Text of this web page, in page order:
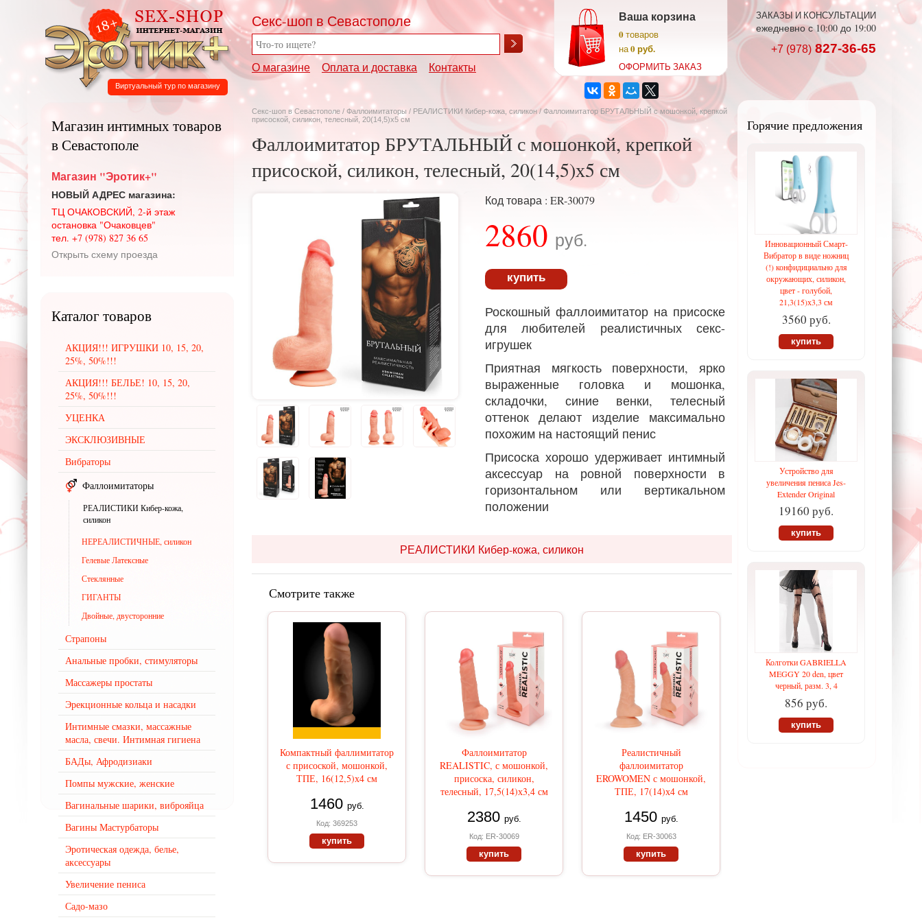
Секс-шоп в Севастополе
О магазине Оплата и доставка Контакты
Ваша корзина
0товаров
на0 руб.
ОФОРМИТЬ ЗАКАЗ
ЗАКАЗЫ И КОНСУЛЬТАЦИИ
ежедневно с 10:00 до 19:00
+7 (978) 827-36-65
Виртуальный тур по магазину
Секс-шоп в Севастополе / Фаллоимитаторы / РЕАЛИСТИКИ Кибер-кожа, силикон / Фаллоимитатор БРУТАЛЬНЫЙ с мошонкой, крепкой
присоской, силикон, телесный, 20(14,5)х5 см
Фаллоимитатор БРУТАЛЬНЫЙ с мошонкой, крепкой
присоской, силикон, телесный, 20(14,5)х5 см
Код товара : ER-30079
2860 руб.
купить
Роскошный фаллоимитатор на присоске
для любителей реалистичных секс-
игрушек
Приятная мягкость поверхности, ярко
выраженные головка и мошонка,
складочки, синие венки, телесный
оттенок делают изделие максимально
похожим на настоящий пенис
Присоска хорошо удерживает интимный
аксессуар на ровной поверхности в
горизонтальном или вертикальном
положении
РЕАЛИСТИКИ Кибер-кожа, силикон
Смотрите также
Компактный фаллимитатор
с присоской, мошонкой,
ТПЕ, 16(12,5)х4 см
1460 руб.
Код: 369253
купить
Фаллоимитатор
REALISTIC, с мошонкой,
присоска, силикон,
телесный, 17,5(14)х3,4 см
2380 руб.
Код: ER-30069
купить
Реалистичный
фаллоимитатор
EROWOMEN с мошонкой,
ТПЕ, 17(14)х4 см
1450 руб.
Код: ER-30063
купить
Горячие предложения
Инновационный Смарт-
Вибратор в виде ножниц
(!) конфидициально для
окружающих, силикон,
цвет - голубой,
21,3(15)х3,3 см
3560 руб.
купить
Устройство для
увеличения пениса Jes-
Extender Original
19160 руб.
купить
Колготки GABRIELLA
MEGGY 20 den, цвет
черный, разм. 3, 4
856 руб.
купить
Магазин интимных товаров
в Севастополе
Магазин "Эротик+"
НОВЫЙ АДРЕС магазина:
ТЦ ОЧАКОВСКИЙ, 2-й этаж
остановка "Очаковцев"
тел. +7 (978) 827 36 65
Открыть схему проезда
Каталог товаров
АКЦИЯ!!! ИГРУШКИ 10, 15, 20,
25%, 50%!!!
АКЦИЯ!!! БЕЛЬЕ! 10, 15, 20,
25%, 50%!!!
УЦЕНКА
ЭКСКЛЮЗИВНЫЕ
Вибраторы
Фаллоимитаторы
РЕАЛИСТИКИ Кибер-кожа,
силикон
НЕРЕАЛИСТИЧНЫЕ, силикон
Гелевые Латексные
Стеклянные
ГИГАНТЫ
Двойные, двусторонние
Страпоны
Анальные пробки, стимуляторы
Массажеры простаты
Эрекционные кольца и насадки
Интимные смазки, массажные
масла, свечи. Интимная гигиена
БАДы, Афродизиаки
Помпы мужские, женские
Вагинальные шарики, виброяйца
Вагины Мастурбаторы
Эротическая одежда, белье,
аксессуары
Увеличение пениса
Садо-мазо